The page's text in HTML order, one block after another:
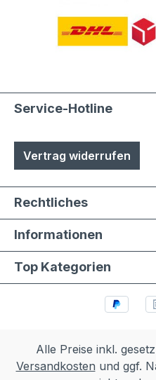
Service-Hotline
Vertrag widerrufen
Rechtliches
Informationen
Top Kategorien
Alle Preise inkl.
Versandkosten und ggf.